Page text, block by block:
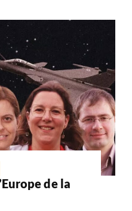
de la